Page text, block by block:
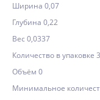
Ширина 0,07
Глубина 0,22
Вес 0,0337
Количество в упаковке
Объём 0
Минимальное